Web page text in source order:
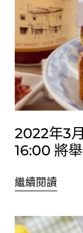
2022年3
16:00 將
繼續閱讀